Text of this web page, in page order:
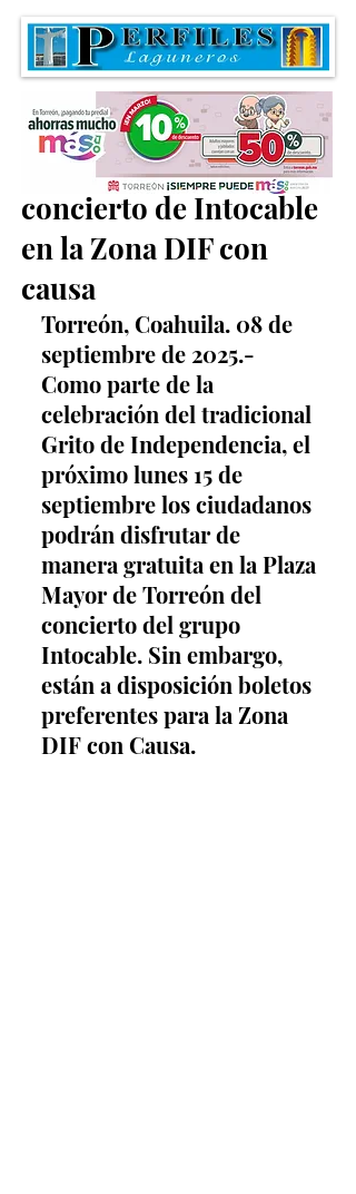
Invitan a disfrutar del
concierto de Intocable
en la Zona DIF con
causa
Torreón, Coahuila. 08 de
septiembre de 2025.-
Como parte de la
celebración del tradicional
Grito de Independencia, el
próximo lunes 15 de
septiembre los ciudadanos
podrán disfrutar de
manera gratuita en la Plaza
Mayor de Torreón del
concierto del grupo
Intocable. Sin embargo,
están a disposición boletos
preferentes para la Zona
DIF con Causa.